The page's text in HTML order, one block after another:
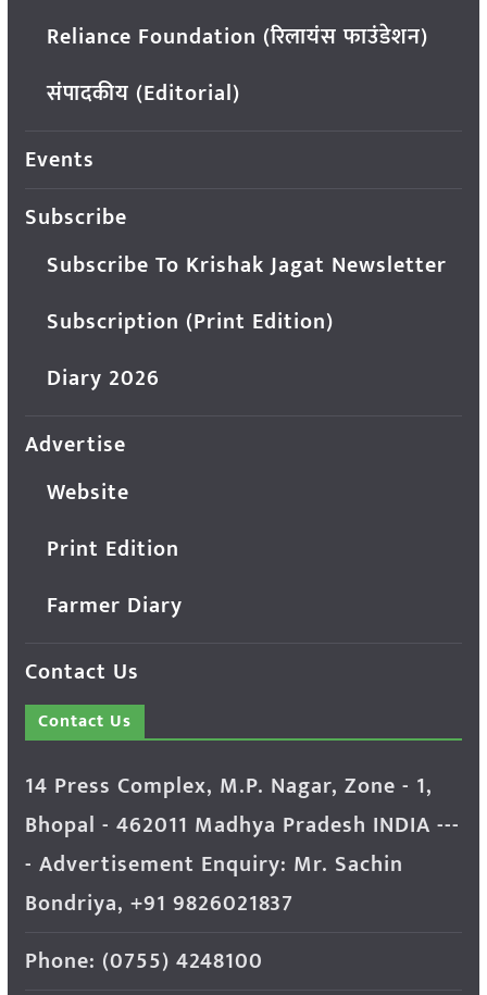
Reliance Foundation (रिलायंस फाउंडेशन)
संपादकीय (Editorial)
Events
Subscribe
Subscribe To Krishak Jagat Newsletter
Subscription (Print Edition)
Diary 2026
Advertise
Website
Print Edition
Farmer Diary
Contact Us
Contact Us
14 Press Complex, M.P. Nagar, Zone - 1,
Bhopal - 462011 Madhya Pradesh INDIA ---
- Advertisement Enquiry: Mr. Sachin
Bondriya, +91 9826021837
Phone: (0755) 4248100